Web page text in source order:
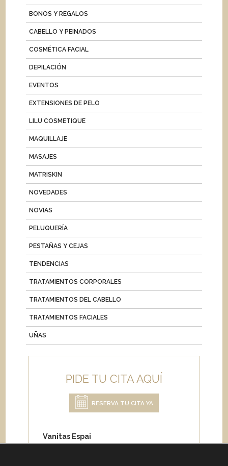
BONOS Y REGALOS
CABELLO Y PEINADOS
COSMÉTICA FACIAL
DEPILACIÓN
EVENTOS
EXTENSIONES DE PELO
LILU COSMETIQUE
MAQUILLAJE
MASAJES
MATRISKIN
NOVEDADES
NOVIAS
PELUQUERÍA
PESTAÑAS Y CEJAS
TENDENCIAS
TRATAMIENTOS CORPORALES
TRATAMIENTOS DEL CABELLO
TRATAMIENTOS FACIALES
UÑAS
PIDE TU CITA AQUÍ
RESERVA TU CITA YA
Vanitas Espai
Carrer de Paris 204